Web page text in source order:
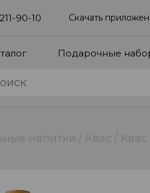
90-10 Скачать
Подарочные
напитки Квас